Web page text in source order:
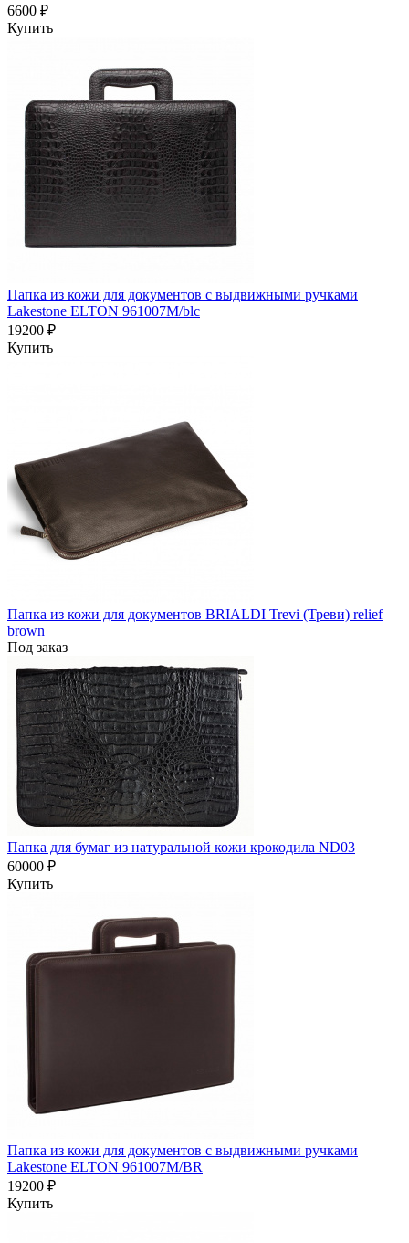
6600 ₽
Купить
Папка из кожи для документов с выдвижными ручками
Lakestone ELTON 961007M/blc
19200 ₽
Купить
Папка из кожи для документов BRIALDI Trevi (Треви) relief
brown
Под заказ
Папка для бумаг из натуральной кожи крокодила ND03
60000 ₽
Купить
Папка из кожи для документов с выдвижными ручками
Lakestone ELTON 961007M/BR
19200 ₽
Купить